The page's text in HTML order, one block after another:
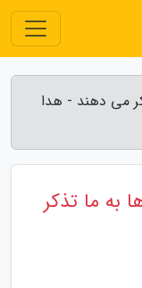
می دهند - هدا
به ما تذکر